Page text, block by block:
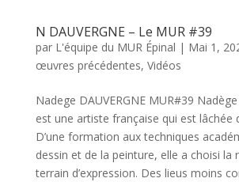
N DAUVERGNE – Le MUR #39
par L'équipe du MUR Épinal | Mai 1,
œuvres précédentes, Vidéos
Nadege DAUVERGNE MUR#39 Nadège
est une artiste française qui est lâchée
D’une formation aux techniques
dessin et de la peinture, elle a choisi la
terrain d’expression. Des lieus moins